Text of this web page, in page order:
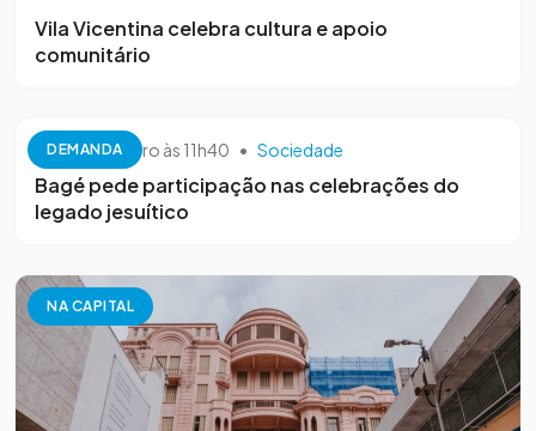
Vila Vicentina celebra cultura e apoio
comunitário
DEMANDA
26 de setembro às 11h40 • Sociedade
Bagé pede participação nas celebrações do
legado jesuítico
NA CAPITAL